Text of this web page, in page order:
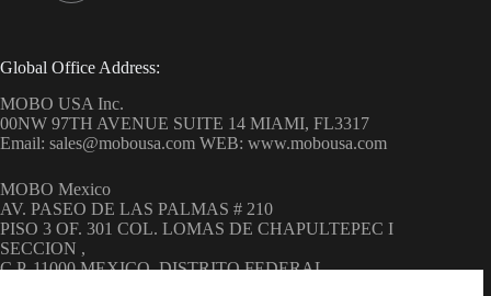
Global Office Address:
MOBO USA Inc.
00NW 97TH AVENUE SUITE 14 MIAMI, FL3317
Email: sales@mobousa.com WEB: www.mobousa.com
MOBO Mexico
AV. PASEO DE LAS PALMAS # 210
PISO 3 OF. 301 COL. LOMAS DE CHAPULTEPEC I
SECCION ,
C.P. 11000 MEXICO, DISTRITO FEDERAL